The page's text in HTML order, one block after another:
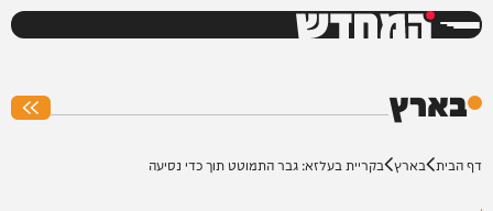
המחדש
בארץ
דף הבית בארץ בקריית בעלזא: גבר התמוטט תוך כדי נסיעה